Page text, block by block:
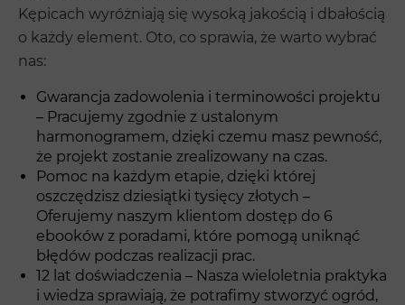
Kępicach wyróżniają się wysoką jakością i dbałością
o każdy element. Oto, co sprawia, że warto wybrać
nas:
Gwarancja zadowolenia i terminowości projektu
– Pracujemy zgodnie z ustalonym
harmonogramem, dzięki czemu masz pewność,
że projekt zostanie zrealizowany na czas.
Pomoc na każdym etapie, dzięki której
oszczędzisz dziesiątki tysięcy złotych –
Oferujemy naszym klientom dostęp do 6
ebooków z poradami, które pomogą uniknąć
błędów podczas realizacji prac.
12 lat doświadczenia – Nasza wieloletnia praktyka
i wiedza sprawiają, że potrafimy stworzyć ogród,